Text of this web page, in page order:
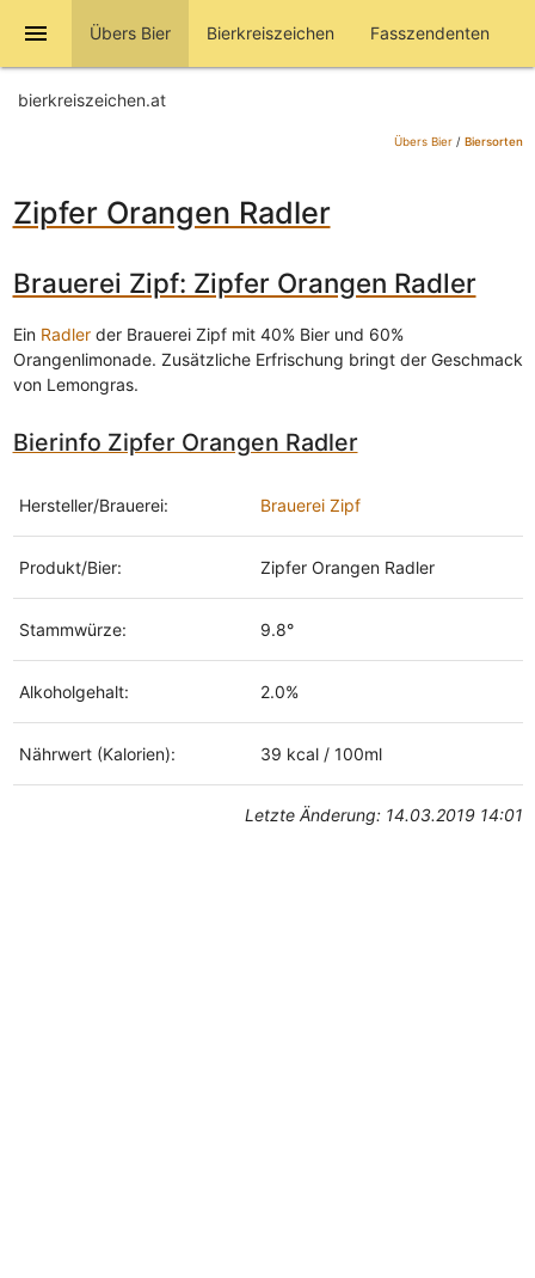
menu Übers Bier Bierkreiszeichen Fasszendenten
bierkreiszeichen.at
Übers Bier/ Biersorten
Zipfer Orangen Radler
Brauerei Zipf: Zipfer Orangen Radler
Ein Radlerder Brauerei Zipf mit 40% Bier und 60%
Orangenlimonade. Zusätzliche Erfrischung bringt der Geschmack
von Lemongras.
Bierinfo Zipfer Orangen Radler
Hersteller/Brauerei: Brauerei Zipf
Produkt/Bier: Zipfer Orangen Radler
Stammwürze: 9.8°
Alkoholgehalt: 2.0%
Nährwert (Kalorien): 39 kcal / 100ml
Letzte Änderung: 14.03.2019 14:01